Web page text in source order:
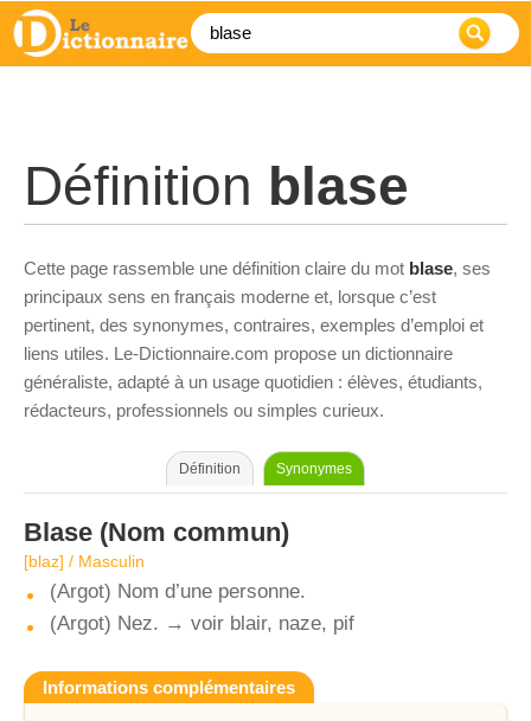
Définition blase
Cette page rassemble une définition claire du mot blase, ses
principaux sens en français moderne et, lorsque c’est
pertinent, des synonymes, contraires, exemples d’emploi et
liens utiles. Le-Dictionnaire.com propose un dictionnaire
généraliste, adapté à un usage quotidien : élèves, étudiants,
rédacteurs, professionnels ou simples curieux.
Définition Synonymes
Blase (Nom commun)
[blaz] / Masculin
(Argot) Nom d’une personne.
(Argot) Nez. → voir blair, naze, pif
Informations complémentaires